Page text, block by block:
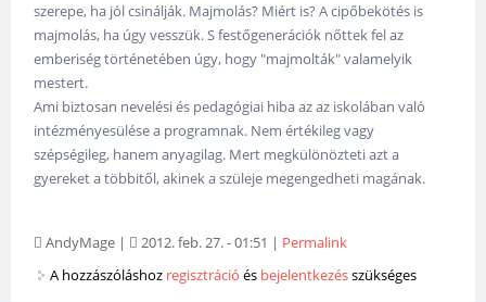
szerepe, ha jól csinálják. Majmolás? Miért is? A cipőbekötés is
majmolás, ha úgy vesszük. S festőgenerációk nőttek fel az
emberiség történetében úgy, hogy "majmolták" valamelyik
mestert.
Ami biztosan nevelési és pedagógiai hiba az az iskolában való
intézményesülése a programnak. Nem értékileg vagy
szépségileg, hanem anyagilag. Mert megkülönözteti azt a
gyereket a többitől, akinek a szüleje megengedheti magának.
AndyMage | 2012. feb. 27. - 01:51 | Permalink
A hozzászóláshoz regisztráció és bejelentkezésszükséges